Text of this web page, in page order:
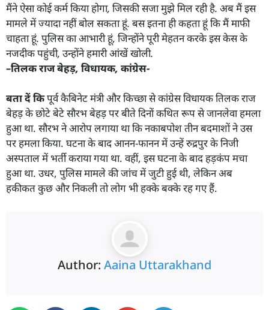
मैंने ऐसा कोई कर्म किया होगा, जिसकी सजा मुझे मिल रही है. अब मैं इस
मामले में ज्यादा नहीं बोल सकता हूं. बस इतना ही कहता हूं कि मैं माफी
चाहता हूं. पुलिस का आभारी हूं, जिन्होंने पूरी मेहतन करके इस केस के
नजदीक पहुंची, उन्होंने हमारी आंखें खोली.
–तिलक राज बेहड़, विधायक, कांग्रेस-
बता दें किपूर्व कैबिनेट मंत्री और किच्छा से कांग्रेस विधायक तिलक राज
बेहड़ के छोटे बेटे सौरभ बेहड़ पर बीते दिनों कथित रूप से जानलेवा हमला
हुआ था. सौरभ ने आरोप लगाया था कि नकाबपोश तीन बदमाशों ने उस
पर हमला किया. घटना के बाद आनन-फानन में उन्हें रुद्रपुर के निजी
अस्पताल में भर्ती कराया गया था. वहीं, इस घटना के बाद हड़कंप मचा
हुआ था. उधर, पुलिस मामले की जांच में जुटी हुई थी, लेकिन अब
हकीकत कुछ और निकली तो लोग भी हक्के बक्के रह गए हैं.
Author: Aaina Uttarakhand